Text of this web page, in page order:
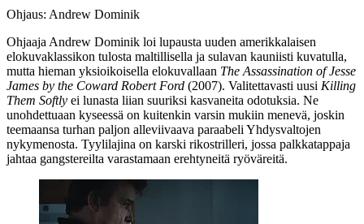
Ohjaus: Andrew Dominik
Ohjaaja Andrew Dominik loi lupausta uuden amerikkalaisen
elokuvaklassikon tulosta maltillisella ja sulavan kauniisti kuvatulla,
mutta hieman yksioikoisella elokuvallaan The Assassination of Jesse
James by the Coward Robert Ford (2007). Valitettavasti uusi Killing
Them Softly ei lunasta liian suuriksi kasvaneita odotuksia. Ne
unohdettuaan kyseessä on kuitenkin varsin mukiin menevä, joskin
teemaansa turhan paljon alleviivaava paraabeli Yhdysvaltojen
nykymenosta. Tyylilajina on karski rikostrilleri, jossa palkkatappaja
jahtaa gangstereilta varastamaan erehtyneitä ryöväreitä.